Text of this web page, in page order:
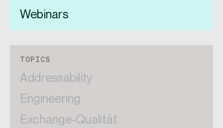
Webinars
TOPICS
Addressability
Engineering
Exchange-Qualität